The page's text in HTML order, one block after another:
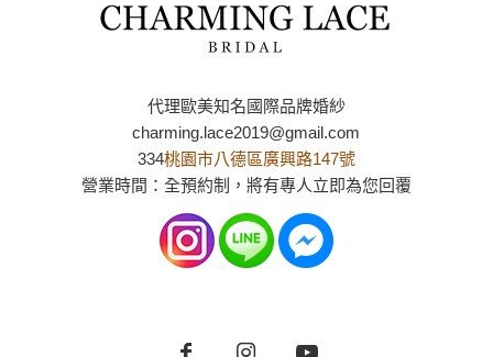
代理歐美知名國際品牌婚紗
charming.lace2019@gmail.com
334桃園市八德區廣興路147號
營業時間：全預約制，將有專人立即為您回覆